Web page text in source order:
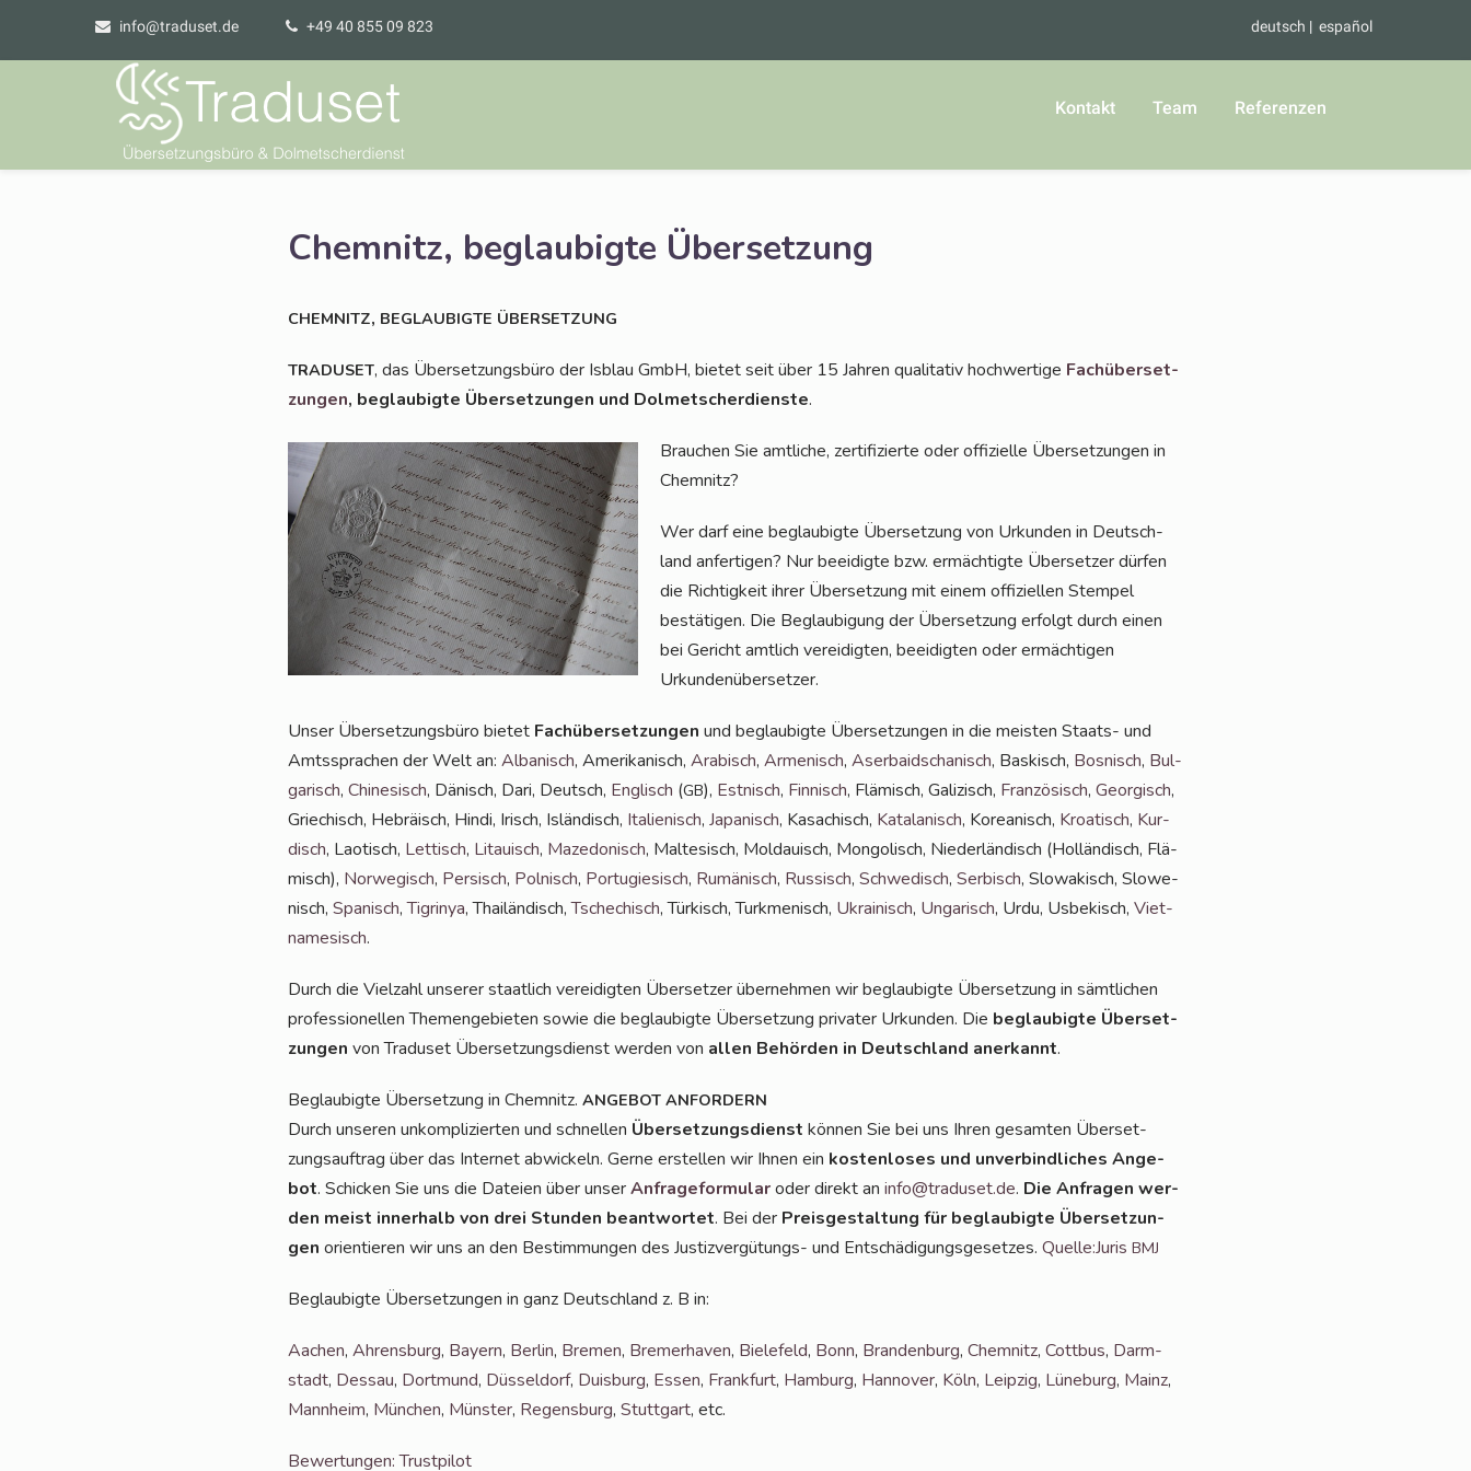
info@traduset.de +49 40 855 09 823 deutsch español
Kontakt Team Referenzen
Chemnitz, beglaubigte Übersetzung
CHEMNITZ, BEGLAUBIGTE ÜBERSETZUNG
TRADUSET, das Über­set­zungs­bü­ro der Isblau GmbH, bie­tet seit über 15 Jah­ren qua­li­ta­tiv hoch­wer­ti­ge Fach­über­set­
zun­gen, beglau­big­te Über­set­zun­gen und Dol­met­scher­diens­te.
Brau­chen Sie amt­li­che, zer­ti­fi­zier­te oder offi­zi­el­le Über­set­zun­gen in
Chemnitz?
Wer darf eine beglau­big­te Über­set­zung von Urkun­den in Deutsch­
land anfer­ti­gen? Nur beei­dig­te bzw. ermäch­tig­te Über­set­zer dür­fen
die Rich­tig­keit ihrer Über­set­zung mit einem offi­zi­el­len Stem­pel
bestä­ti­gen. Die Beglau­bi­gung der Über­set­zung erfolgt durch einen
bei Gericht amt­lich ver­ei­dig­ten, beei­dig­ten oder ermäch­ti­gen
Urkundenübersetzer.
Unser Über­set­zungs­bü­ro bie­tet Fach­über­set­zun­gen und beglau­big­te Über­set­zun­gen in die meis­ten Staats- und
Amts­spra­chen der Welt an: Alba­nisch, Ame­ri­ka­nisch, Ara­bisch, Arme­nisch, Aser­bai­dscha­nisch, Bas­kisch, Bos­nisch, Bul­
ga­risch, Chi­ne­sisch, Dänisch, Dari, Deutsch, Eng­lisch (GB), Est­nisch, Fin­nisch, Flä­misch, Gali­zisch, Fran­zö­sisch, Geor­gisch,
Grie­chisch, Hebrä­isch, Hin­di, Irisch, Islän­disch, Ita­lie­nisch, Japa­nisch, Kasa­chisch, Kata­la­nisch, Korea­nisch, Kroa­tisch, Kur­
disch, Lao­tisch, Let­tisch, Litau­isch, Maze­do­nisch, Mal­te­sisch, Mol­dauisch, Mon­go­lisch, Nie­der­län­disch (Hol­län­disch, Flä­
misch), Nor­we­gisch, Per­sisch, Pol­nisch, Por­tu­gie­sisch, Rumä­nisch, Rus­sisch, Schwe­disch, Ser­bisch, Slo­wa­kisch, Slo­we­
nisch, Spa­nisch,Tig­ri­nya, Thai­län­disch,Tsche­chisch, Tür­kisch, Turk­me­ni­sch, Ukrai­nisch, Unga­risch, Urdu, Usbe­kisch, Viet­
na­me­sisch.
Durch die Viel­zahl unse­rer staat­lich ver­ei­dig­ten Über­set­zer über­neh­men wir beglau­big­te Über­set­zung in sämt­li­chen
pro­fes­sio­nel­len The­men­ge­bie­ten sowie die beglau­big­te Über­set­zung pri­va­ter Urkun­den. Die beglau­big­te Über­set­
zun­gen von Tra­du­set Über­set­zungs­dienst wer­den von allen Behör­den in Deutsch­land aner­kannt.
Beglau­big­te Über­set­zung in Chem­nitz. ANGEBOT ANFORDERN
Durch unse­ren unkom­pli­zier­ten und schnel­len Über­set­zungs­dienst kön­nen Sie bei uns Ihren gesam­ten Über­set­
zungs­auf­trag über das Inter­net abwi­ckeln. Ger­ne erstel­len wir Ihnen ein kos­ten­lo­ses und unver­bind­li­ches Ange­
bot. Schi­cken Sie uns die Datei­en über unserAnfra­ge­for­mu­laroder direkt an info@traduset.de. Die Anfra­gen wer­
den meist inner­halb von drei Stun­den beant­wor­tet. Bei der Preis­ge­stal­tung für beglau­big­te Über­set­zun­
gen ori­en­tie­ren wir uns an den Bestim­mun­gen des Jus­tiz­ver­gü­tungs- und Ent­schä­di­gungs­ge­set­zes. Quelle:Juris BMJ
Beglau­big­te Über­set­zun­gen in ganz Deutsch­land z. B in:
Aachen, Ahrens­burg, Bay­ern, Ber­lin, Bre­men, Bre­mer­ha­ven, Bie­le­feld, Bonn, Bran­den­burg, Chem­nitz, Cott­bus, Darm­
stadt, Des­sau, Dort­mund, Düs­sel­dorf, Duis­burg, Essen, Frank­furt, Ham­burg, Han­no­ver, Köln, Leip­zig, Lüne­burg, Mainz,
Mann­heim, Mün­chen, Müns­ter, Regens­burg, Stutt­gart, etc.
Bewer­tun­gen: Trustpilot